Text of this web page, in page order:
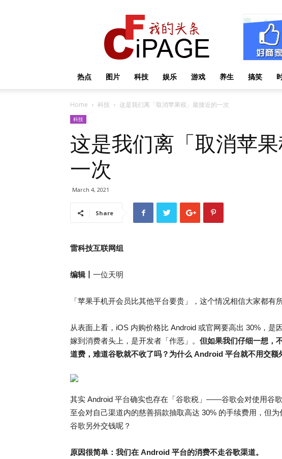
热点 图片 科技 娱乐 游戏 养生 搞笑
Home 科技 这是我们离「取消苹果税」最接近的一次
科技
这是我们离「取消苹
一次
March 4, 2021
Share
雷科技互联网组
编辑丨 一位天明
「苹果手机开会员比其他平台要贵」，这个情况相信大家都有所
从表面上看，iOS 内购价格比 Android 或官网要高出 30%，是
嫁到消费者头上，是开发者「作恶」。 但如果我们仔细一想，
道费，难道谷歌就不收了吗？为什么 Android 平台就不用交额
其实 Android 平台确实也存在「谷歌税」——谷歌会对使用谷
至会对自己渠道内的慈善捐款抽取高达 30% 的手续费用，但
谷歌另外交钱呢？
原因很简单：我们在 Android 平台的消费不走谷歌渠道。